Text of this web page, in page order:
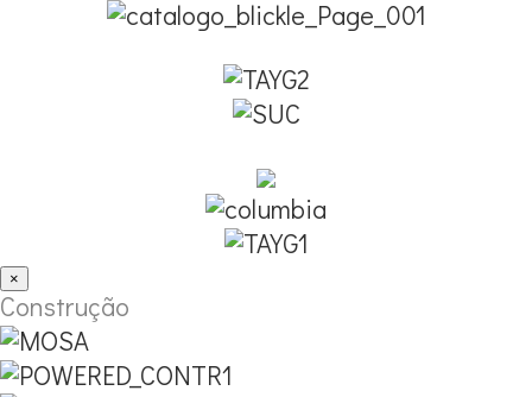
×
Construção